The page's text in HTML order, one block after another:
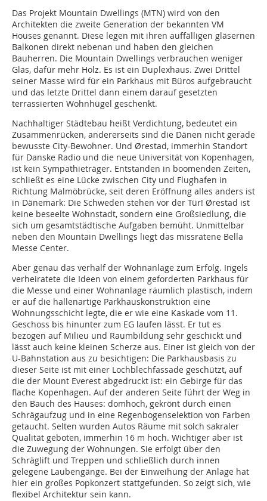
Das Projekt Mountain Dwellings (MTN) wird von den
Architekten die zweite Generation der bekannten VM
Houses genannt. Diese legen mit ihren auffälligen gläsernen
Balkonen direkt nebenan und haben den gleichen
Bauherren. Die Mountain Dwellings verbrauchen weniger
Glas, dafür mehr Holz. Es ist ein Duplexhaus. Zwei Drittel
seiner Masse wird für ein Parkhaus mit Büros aufgebraucht
und das letzte Drittel dann einem darauf gesetzten
terrassierten Wohnhügel geschenkt.
Nachhaltiger Städtebau heißt Verdichtung, bedeutet ein
Zusammenrücken, andererseits sind die Dänen nicht gerade
bewusste City-Bewohner. Und Ørestad, immerhin Standort
für Danske Radio und die neue Universität von Kopenhagen,
ist kein Sympathieträger. Entstanden in boomenden Zeiten,
schließt es eine Lücke zwischen City und Flughafen in
Richtung Malmöbrücke, seit deren Eröffnung alles anders ist
in Dänemark: Die Schweden stehen vor der Tür! Ørestad ist
keine beseelte Wohnstadt, sondern eine Großsiedlung, die
sich um gesamtstädtische Aufgaben bemüht. Unmittelbar
neben den Mountain Dwellings liegt das missratene Bella
Messe Center.
Aber genau das verhalf der Wohnanlage zum Erfolg. Ingels
verheiratete die Ideen von einem geforderten Parkhaus für
die Messe und einer Wohnanlage räumlich plastisch, indem
er auf die hallenartige Parkhauskonstruktion eine
Wohnungsschicht legte, die er wie eine Kaskade vom 11.
Geschoss bis hinunter zum EG laufen lässt. Er tut es
bezogen auf Milieu und Raumbildung sehr geschickt und
lässt auch keine kleinen Scherze aus. Einer ist gleich von der
U-Bahnstation aus zu besichtigen: Die Parkhausbasis zu
dieser Seite ist mit einer Lochblechfassade geschützt, auf
die der Mount Everest abgedruckt ist: ein Gebirge für das
flache Kopenhagen. Auf der anderen Seite führt der Weg in
den Bauch des Hauses: domhoch, gekrönt durch einen
Schrägaufzug und in eine Regenbogenselektion von Farben
getaucht. Selten wurden Autos Räume mit solch sakraler
Qualität geboten, immerhin 16 m hoch. Wichtiger aber ist
die Zuwegung der Wohnungen. Sie erfolgt über den
Schräglift und Treppen und schließlich durch innen
gelegene Laubengänge. Bei der Einweihung der Anlage hat
hier ein großes Popkonzert stattgefunden. So zeigt sich, wie
flexibel Architektur sein kann.